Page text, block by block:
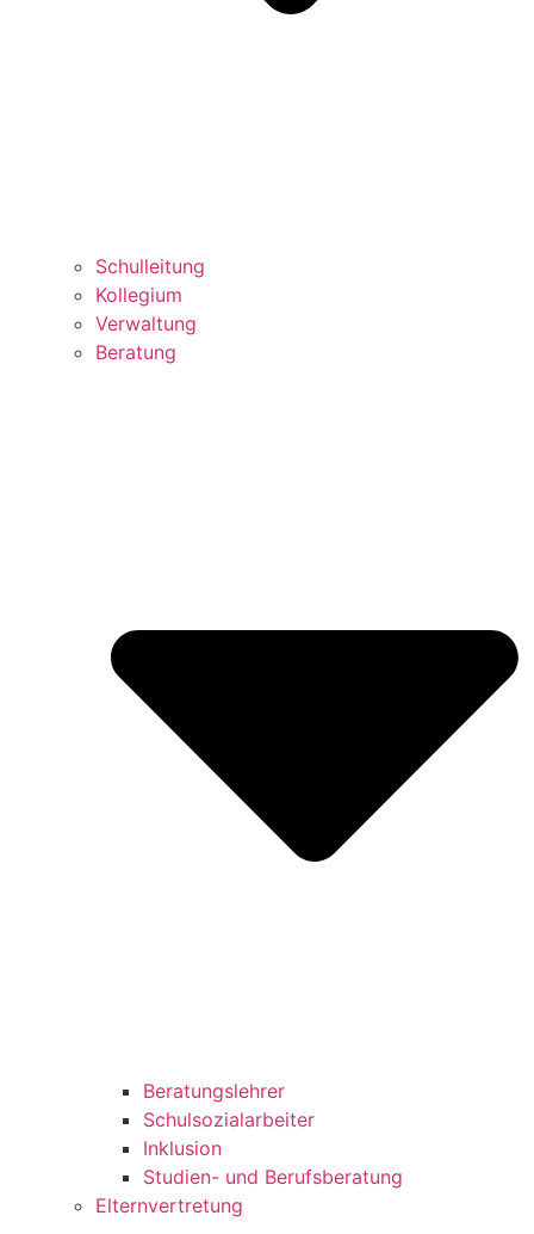
Schulleitung
Kollegium
Verwaltung
Beratung
Beratungslehrer
Schulsozialarbeiter
Inklusion
Studien- und Berufsberatung
Elternvertretung